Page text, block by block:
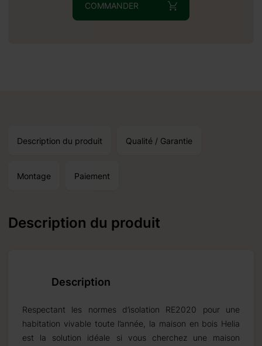
COMMANDER
Description du produit Qualité / Garantie
Montage Paiement
Description du produit
Description
Respectant les normes d’isolation RE2020 pour une
habitation vivable toute l’année, la maison en bois Helia
est la solution idéale si vous cherchez une maison